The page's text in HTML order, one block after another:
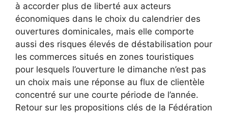
à accorder plus de liberté aux acteurs
économiques dans le choix du calendrier des
ouvertures dominicales, mais elle comporte
aussi des risques élevés de déstabilisation pour
les commerces situés en zones touristiques
pour lesquels l’ouverture le dimanche n’est pas
un choix mais une réponse au flux de clientèle
concentré sur une courte période de l’année.
Retour sur les propositions clés de la Fédération